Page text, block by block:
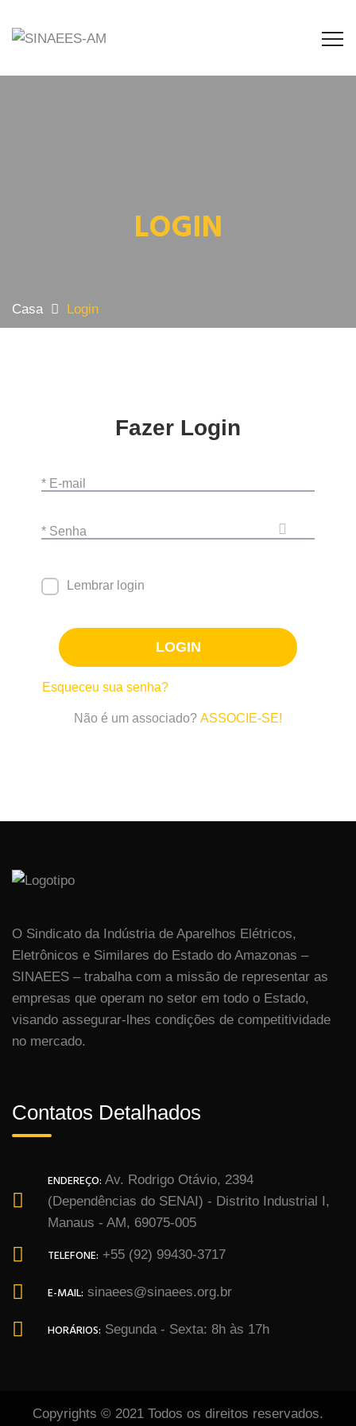
LOGIN
Casa Login
Fazer Login
* E-mail
* Senha
Lembrar login
LOGIN
Esqueceu sua senha?
Não é um associado? ASSOCIE-SE!
O Sindicato da Indústria de Aparelhos Elétricos,
Eletrônicos e Similares do Estado do Amazonas –
SINAEES – trabalha com a missão de representar as
empresas que operam no setor em todo o Estado,
visando assegurar-lhes condições de competitividade
no mercado.
Contatos Detalhados
ENDEREÇO: Av. Rodrigo Otávio, 2394
(Dependências do SENAI) - Distrito Industrial I,
Manaus - AM, 69075-005
TELEFONE: +55 (92) 99430-3717
E-MAIL: sinaees@sinaees.org.br
HORÁRIOS: Segunda - Sexta: 8h às 17h
Copyrights © 2021 Todos os direitos reservados.